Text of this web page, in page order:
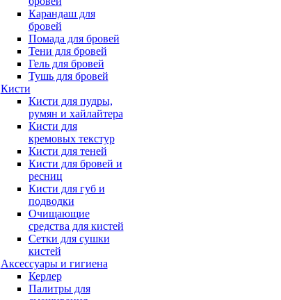
Карандаш для
бровей
Помада для бровей
Тени для бровей
Гель для бровей
Тушь для бровей
Кисти
Кисти для пудры,
румян и хайлайтера
Кисти для
кремовых текстур
Кисти для теней
Кисти для бровей и
ресниц
Кисти для губ и
подводки
Очищающие
средства для кистей
Сетки для сушки
кистей
Аксессуары и гигиена
Керлер
Палитры для